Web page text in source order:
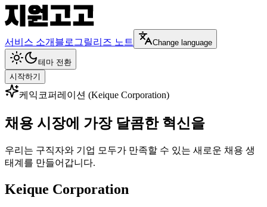
서비스 소개 블로그 릴리즈 노트 Change language
테마 전환
시작하기
케익코퍼레이션 (Keique Corporation)
채용 시장에 가장 달콤한 혁신을
우리는 구직자와 기업 모두가 만족할 수 있는 새로운 채용 생
태계를 만들어갑니다.
Keique Corporation